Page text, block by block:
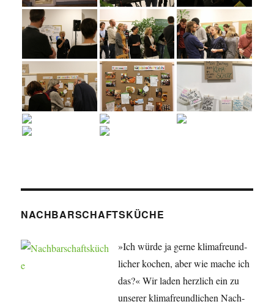
NACHBARSCHAFTSKÜCHE
»Ich würde ja gerne klima­freund­
licher kochen, aber wie mache ich
das?« Wir laden herzlich ein zu
unserer klima­freund­lichen Nach­